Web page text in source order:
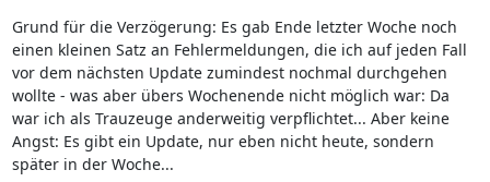
Grund für die Verzögerung: Es gab Ende letzter Woche noch
einen kleinen Satz an Fehlermeldungen, die ich auf jeden Fall
vor dem nächsten Update zumindest nochmal durchgehen
wollte - was aber übers Wochenende nicht möglich war: Da
war ich als Trauzeuge anderweitig verpflichtet... Aber keine
Angst: Es gibt ein Update, nur eben nicht heute, sondern
später in der Woche...